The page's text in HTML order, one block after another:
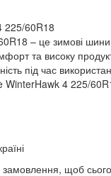
225/60R18
– це зимові
та високу
під час
4 225/
щоб